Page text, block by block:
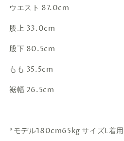
ウエスト 87.0cm
股上 33.0cm
股下 80.5cm
もも 35.5cm
裾幅 26.5cm
*モデル180cm65kg サイズL着用